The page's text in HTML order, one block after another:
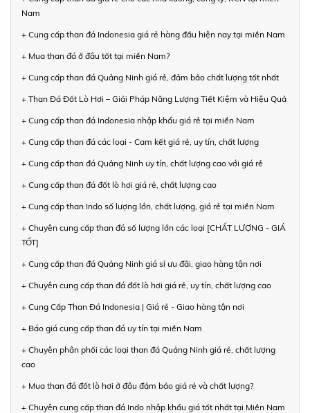
Nam
+ Cung cấp than đá Indonesia giá rẻ hàng đầu hiện nay tại miền Nam
+ Mua than đá ở đâu tốt tại miền Nam?
+ Cung cấp than đá Quảng Ninh giá rẻ, đảm bảo chất lượng tốt nhất
+ Than Đá Đốt Lò Hơi – Giải Pháp Năng Lượng Tiết Kiệm và Hiệu Quả
+ Cung cấp than đá Indonesia nhập khẩu giá rẻ tại miền Nam
+ Cung cấp than đá các loại - Cam kết giá rẻ, uy tín, chất lượng
+ Cung cấp than đá Quảng Ninh uy tín, chất lượng cao với giá rẻ
+ Cung cấp than đá đốt lò hơi giá rẻ, chất lượng cao
+ Cung cấp than Indo số lượng lớn, chất lượng, giá rẻ tại miền Nam
+ Chuyên cung cấp than đá số lượng lớn các loại [CHẤT LƯỢNG - GIÁ
TỐT]
+ Cung cấp than đá Quảng Ninh giá sỉ ưu đãi, giao hàng tận nơi
+ Chuyên cung cấp than đá đốt lò hơi giá rẻ, uy tín, chất lượng cao
+ Cung Cấp Than Đá Indonesia | Giá rẻ - Giao hàng tận nơi
+ Báo giá cung cấp than đá uy tín tại miền Nam
+ Chuyên phân phối các loại than đá Quảng Ninh giá rẻ, chất lượng
cao
+ Mua than đá đốt lò hơi ở đâu đảm bảo giá rẻ và chất lượng?
+ Chuyên cung cấp than đá Indo nhập khẩu giá tốt nhất tại Miền Nam